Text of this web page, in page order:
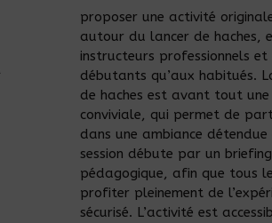
proposer une activité
autour du lancer de haches,
instructeurs professionnels et
débutants qu’aux habitués.
de haches est avant tout
conviviale, qui permet de
dans une ambiance
session débute par un
pédagogique, afin que tous
profiter pleinement de
sécurisé. L’activité est